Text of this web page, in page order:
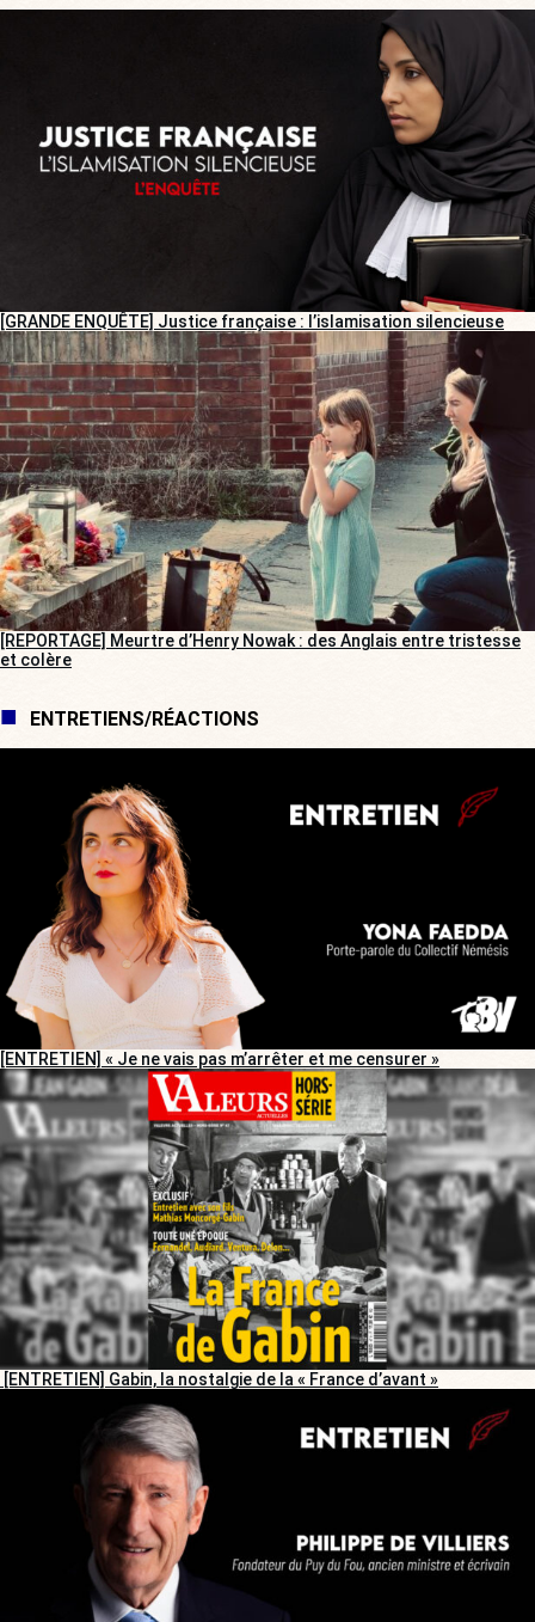
[GRANDE ENQUÊTE] Justice française : l’islamisation silencieuse
[REPORTAGE] Meurtre d’Henry Nowak : des Anglais entre tristesse
et colère
ENTRETIENS/RÉACTIONS
[ENTRETIEN] « Je ne vais pas m’arrêter et me censurer »
[ENTRETIEN] Gabin, la nostalgie de la « France d’avant »